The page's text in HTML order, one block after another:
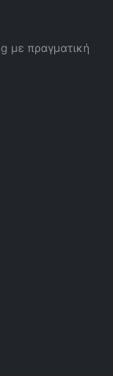
με πραγματική